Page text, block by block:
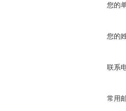
您的
您的
联系
常用